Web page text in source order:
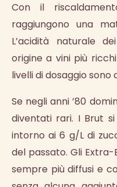
Con il
raggiungono una
L’acidità naturale
origine a vini più
livelli di dosaggio
Se negli anni ’80
diventati rari. I Brut
intorno ai 6 g/L di
del passato. Gli
sempre più diffusi e